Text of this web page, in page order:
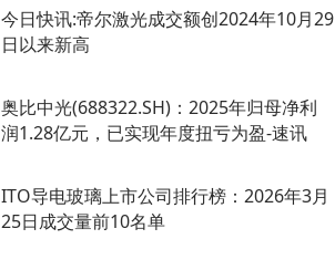
今日快讯:帝尔激光成交额创2024年10月29
日以来新高
奥比中光(688322.SH)：2025年归母净利
润1.28亿元，已实现年度扭亏为盈-速讯
ITO导电玻璃上市公司排行榜：2026年3月
25日成交量前10名单